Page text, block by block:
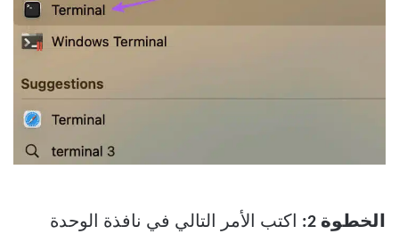
الخطوة 2: اكتب الأمر التالي في نافذة الوحدة